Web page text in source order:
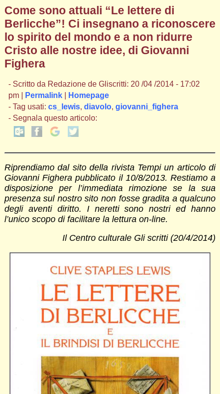
Come sono attuali “Le lettere di
Berlicche”! Ci insegnano a riconoscere
lo spirito del mondo e a non ridurre
Cristo alle nostre idee, di Giovanni
Fighera
- Scritto da Redazione de Gliscritti: 20 /04 /2014 - 17:02
pm |
Permalink|
Homepage
- Tag usati: cs_lewis, diavolo, giovanni_fighera
- Segnala questo articolo:
Riprendiamo dal sito della rivista Tempi un articolo di
Giovanni Fighera pubblicato il 10/8/2013. Restiamo a
disposizione per l’immediata rimozione se la sua
presenza sul nostro sito non fosse gradita a qualcuno
degli aventi diritto. I neretti sono nostri ed hanno
l’unico scopo di facilitare la lettura on-line.
Il Centro culturale Gli scritti (20/4/2014)